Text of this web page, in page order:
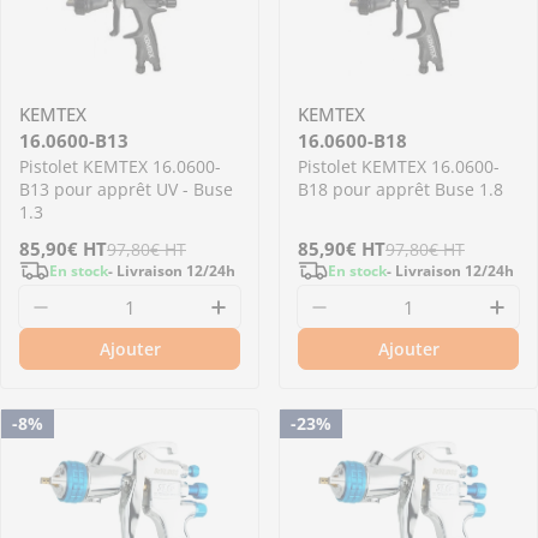
KEMTEX
16.0600-B13
Pistolet KEMTEX 16.0600-
B13 pour apprêt UV - Buse
1.3
Prix
de
vente
85,90€ HT
Prix
régulier
97,80€HT
En stock- Livraison 12/24h
Diminuer la quantité pour 16.0600-B13 -
Augmenter la quantité pour
Ajouter
KEMTEX
16.0600-B18
Pistolet KEMTEX 16.0600-
B18 pour apprêt Buse 1.8
Prix
de
vente
85,90€ HT
Prix
régulier
97,80€HT
En stock- Livraison 12/24h
Diminuer la quantité
Ajouter
-8% -23%